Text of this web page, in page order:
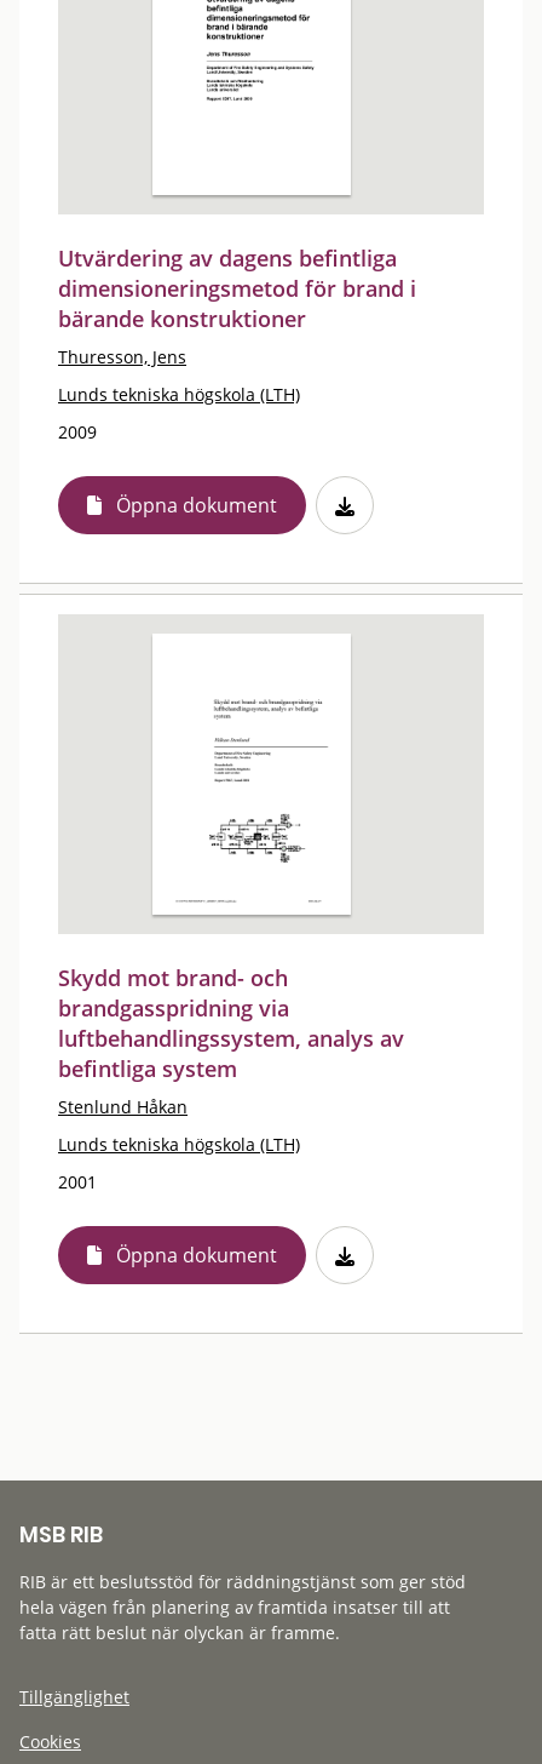
Utvärdering av dagens befintliga
dimensioneringsmetod för brand i
bärande konstruktioner
Thuresson, Jens
Lunds tekniska högskola (LTH)
2009
Öppna dokument
Skydd mot brand- och
brandgasspridning via
luftbehandlingssystem, analys av
befintliga system
Stenlund Håkan
Lunds tekniska högskola (LTH)
2001
Öppna dokument
MSB RIB
RIB är ett beslutsstöd för räddningstjänst som ger stöd
hela vägen från planering av framtida insatser till att
fatta rätt beslut när olyckan är framme.
Tillgänglighet
Cookies